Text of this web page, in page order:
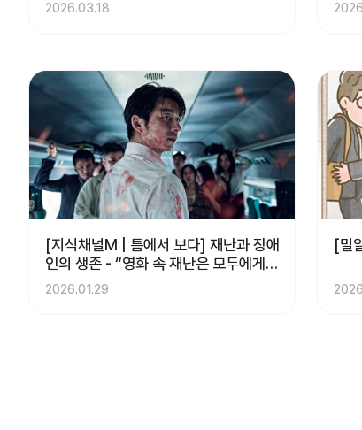
2026.03.18
[지식채널M | 틈에서 보다] 재난과 장애
인의 생존 - “영화 속 재난은 모두에게
공평할까?
2026.01.29
[밀